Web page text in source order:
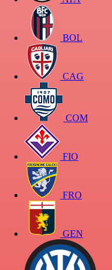
BOL
CAG
COM
FIO
FRO
GEN